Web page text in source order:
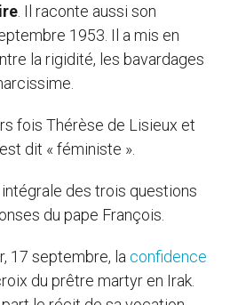
. Il raconte aussi son
1953. Il a mis en
la rigidité, les bavardages
fois Thérèse de Lisieux et
dit « féministe ».
des trois questions
du pape François.
17 septembre, la confidence
du prêtre martyr en Irak.